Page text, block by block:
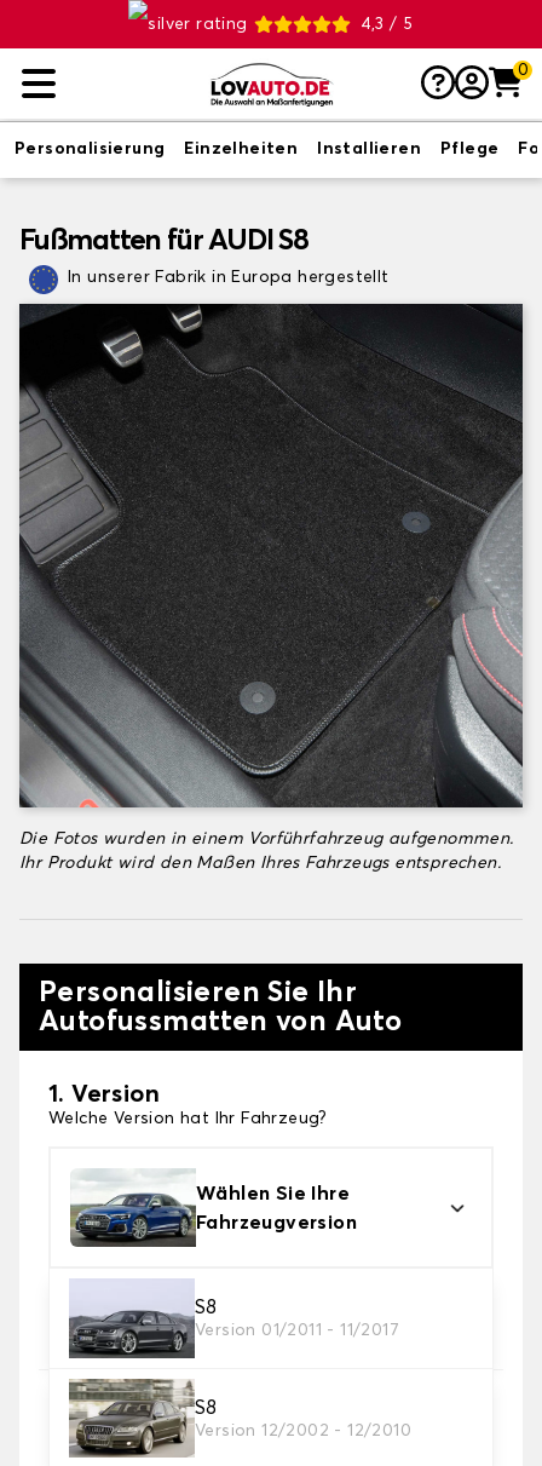
4,3 / 5
0
Personalisierung Einzelheiten Installieren Pflege
Fußmatten für AUDI S8
In unserer Fabrik in Europa hergestellt
Die Fotos wurden in einem Vorführfahrzeug aufgenommen.
Ihr Produkt wird den Maßen Ihres Fahrzeugs entsprechen.
Personalisieren Sie Ihr
Autofussmatten von Auto
1. Version
Welche Version hat Ihr Fahrzeug?
Wählen Sie Ihre
Fahrzeugversion
S8
Version 01/2011 - 11/2017
S8
Version 12/2002 - 12/2010
2. Material
Wählen Sie das Material Ihres Autofussmatten
3. Set-Auswahl
Wählen Sie die Anzahl der Automatten, die Sie
benötigen.